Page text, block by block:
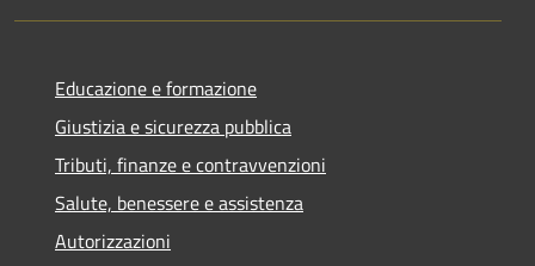
Educazione e formazione
Giustizia e sicurezza pubblica
Tributi, finanze e contravvenzioni
Salute, benessere e assistenza
Autorizzazioni